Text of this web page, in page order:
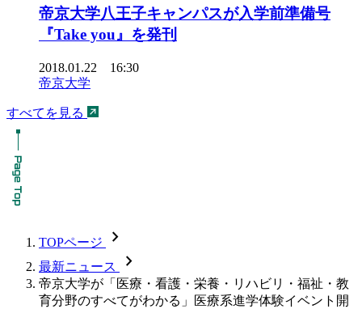
帝京大学八王子キャンパスが入学前準備号
『Take you』を発刊
2018.01.22 16:30
帝京大学
すべてを見る
TOPページ chevron_forward
最新ニュース chevron_forward
帝京大学が「医療・看護・栄養・リハビリ・福祉・教
育分野のすべてがわかる」医療系進学体験イベント開